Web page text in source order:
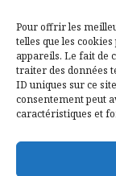
Pour offrir les
telles que les
appareils. Le fait de
traiter des données
ID uniques sur ce
consentement peut
caractéristiques et
Mentions
Politique